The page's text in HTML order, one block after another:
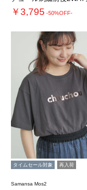
￥3,795 -50%OFF-
4.6（30）
タイムセール対象 再入荷
Samansa Mos2